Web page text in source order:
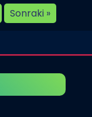
Sonraki »